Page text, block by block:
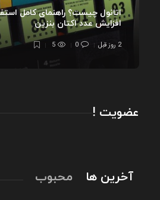
اتانول چیست؟ راهنمای کامل
افزایش عدد اکتان بنزین
2 روز قبل 0
5
عضویت !
آخرین ها محبوب